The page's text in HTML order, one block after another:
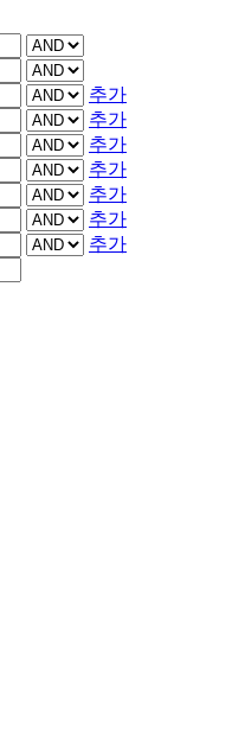
추가
추가
추가
추가
추가
추가
추가